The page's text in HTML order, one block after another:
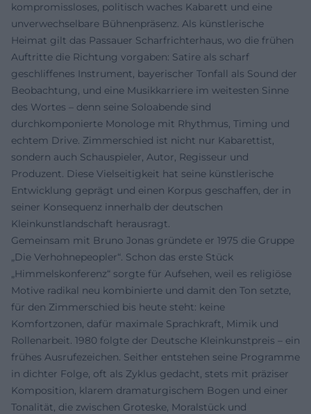
kompromissloses, politisch waches Kabarett und eine
unverwechselbare Bühnenpräsenz. Als künstlerische
Heimat gilt das Passauer Scharfrichterhaus, wo die frühen
Auftritte die Richtung vorgaben: Satire als scharf
geschliffenes Instrument, bayerischer Tonfall als Sound der
Beobachtung, und eine Musikkarriere im weitesten Sinne
des Wortes – denn seine Soloabende sind
durchkomponierte Monologe mit Rhythmus, Timing und
echtem Drive. Zimmerschied ist nicht nur Kabarettist,
sondern auch Schauspieler, Autor, Regisseur und
Produzent. Diese Vielseitigkeit hat seine künstlerische
Entwicklung geprägt und einen Korpus geschaffen, der in
seiner Konsequenz innerhalb der deutschen
Kleinkunstlandschaft herausragt.
Gemeinsam mit Bruno Jonas gründete er 1975 die Gruppe
„Die Verhohnepeopler“. Schon das erste Stück
„Himmelskonferenz“ sorgte für Aufsehen, weil es religiöse
Motive radikal neu kombinierte und damit den Ton setzte,
für den Zimmerschied bis heute steht: keine
Komfortzonen, dafür maximale Sprachkraft, Mimik und
Rollenarbeit. 1980 folgte der Deutsche Kleinkunstpreis – ein
frühes Ausrufezeichen. Seither entstehen seine Programme
in dichter Folge, oft als Zyklus gedacht, stets mit präziser
Komposition, klarem dramaturgischem Bogen und einer
Tonalität, die zwischen Groteske, Moralstück und